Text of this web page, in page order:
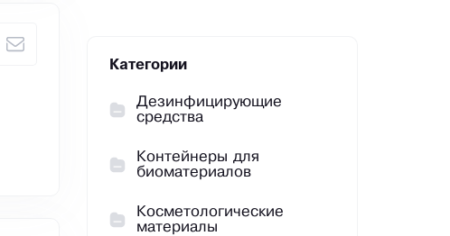
Категории
Дезинфицирующие
средства
Контейнеры для
биоматериалов
Косметологические
материалы